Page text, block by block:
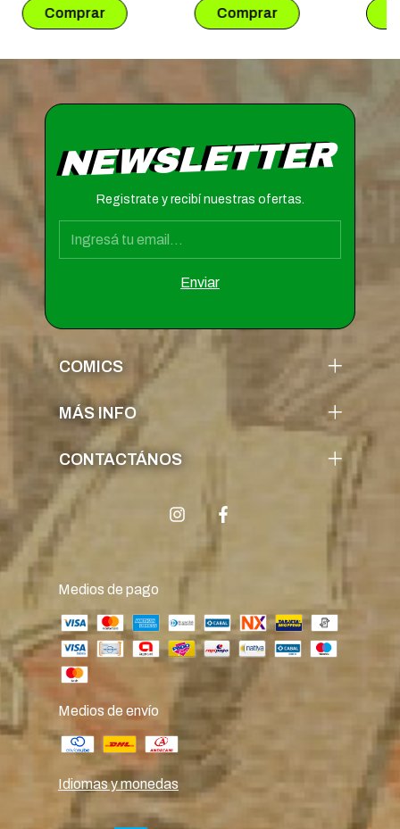
NEWSLETTER
Registrate y recibí nuestras ofertas.
COMICS
MÁS INFO
CONTACTÁNOS
Medios de pago
Medios de envío
Idiomas y monedas